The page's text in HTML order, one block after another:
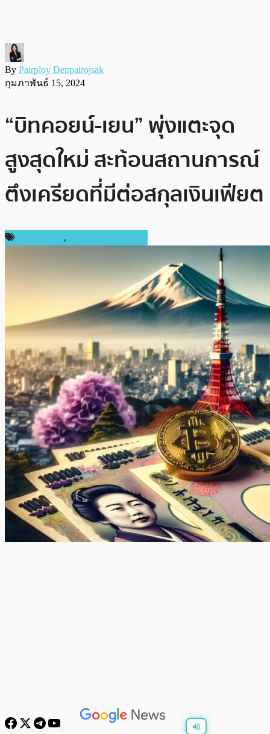
By Pairploy Denpairojsak
กุมภาพันธ์ 15, 2024
“บิทคอยน์-เยน” พุ่งแตะจุด
สูงสุดใหม่ สะท้อนสถานการณ์
ตึงเครียดที่มีต่อสกุลเงินเฟียต
,